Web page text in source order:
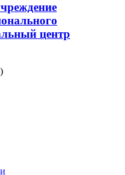
центр